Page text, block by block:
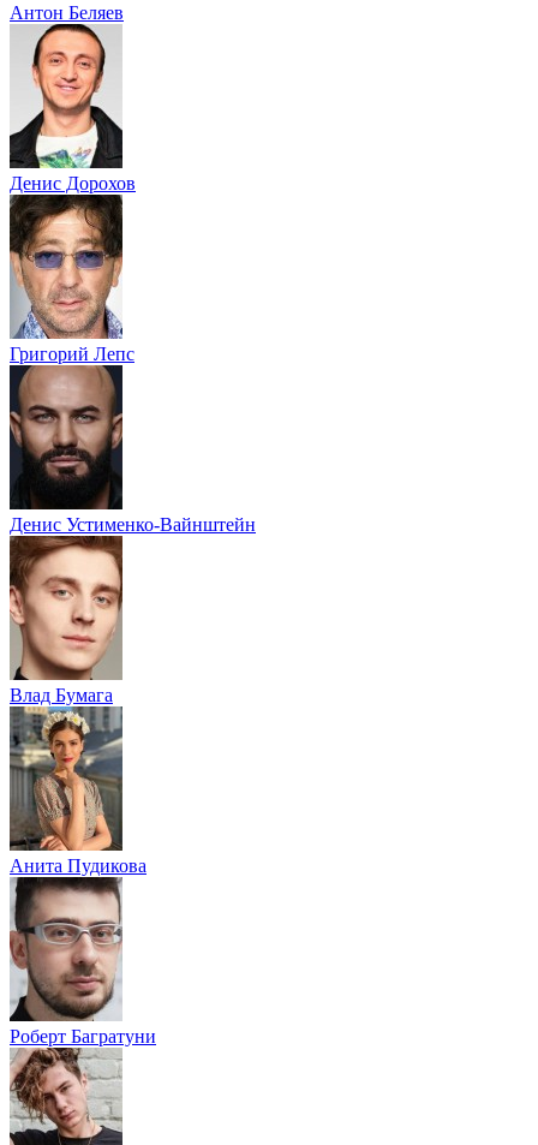
Антон Беляев
Денис Дорохов
Григорий Лепс
Денис Устименко-Вайнштейн
Влад Бумага
Анита Пудикова
Роберт Багратуни